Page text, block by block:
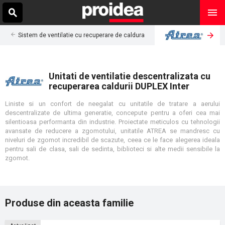
Sistem de ventilatie cu recuperare de caldura
Unitati de ventilatie descentralizata cu
recuperarea caldurii DUPLEX Inter
Liniste si un confort de neegalat cu unitatile de tratare a aerului
descentralizate de ultima generatie, concepute pentru a oferi cea mai
silentioasa performanta din industrie. Proiectate meticulos cu tehnologii
avansate de reducere a zgomotului, unitatile ATREA se mandresc cu
niveluri de zgomot incredibil de scazute, ceea ce le face alegerea ideala
pentru sali de clasa, sali de sedinta, biblioteci si alte medii sensibile la
zgomot.
Produse din aceasta familie